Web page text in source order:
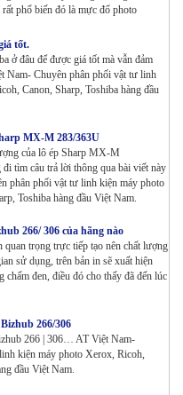
P2022W_in Wifi
GP4200DW in Đảo mặt ,
in , scan ,
2554 | 2555 | 3054 |
phổ biến đó là mực đổ photo
tốt.
ở đâu để được giá tốt mà vẫn đảm
Nam- Chuyên phân phối vật tư linh
Canon, Sharp, Toshiba hàng đầu
MX-M 283/363U
của lô ép Sharp MX-M
tìm câu trả lời thông qua bài viết này
phân phối vật tư linh kiện máy photo
Toshiba hàng đầu Việt Nam.
266/ 306 của hãng nào
quan trọng trực tiếp tạo nên chất lượng
sử dụng, trên bản in sẽ xuất hiện
đen, điều đó cho thấy đã đến lúc
266/306
266 | 306… AT Việt Nam-
kiện máy photo Xerox, Ricoh,
đầu Việt Nam.